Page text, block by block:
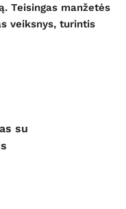
Teisingas manžetės
veiksnys, turintis
su